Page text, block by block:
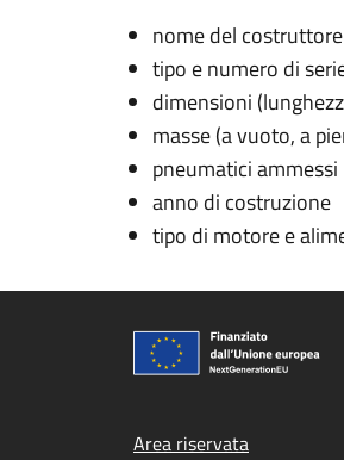
nome del costruttore
tipo e numero di
dimensioni
masse (a vuoto, a
pneumatici ammessi
anno di costruzione
tipo di motore e
Area riservata